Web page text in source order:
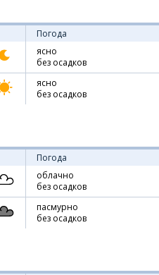
Погода
ясно
без осадков
ясно
без осадков
Погода
облачно
без осадков
пасмурно
без осадков